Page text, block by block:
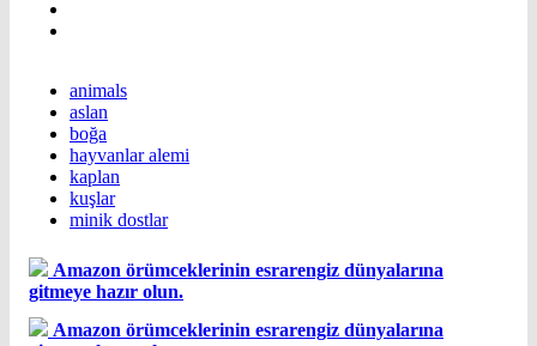
animals
aslan
boğa
hayvanlar alemi
kaplan
kuşlar
minik dostlar
Amazon örümceklerinin esrarengiz dünyalarına
gitmeye hazır olun.
Amazon örümceklerinin esrarengiz dünyalarına